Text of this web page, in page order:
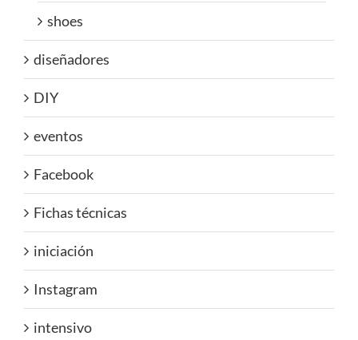
shoes
diseñadores
DIY
eventos
Facebook
Fichas técnicas
iniciación
Instagram
intensivo